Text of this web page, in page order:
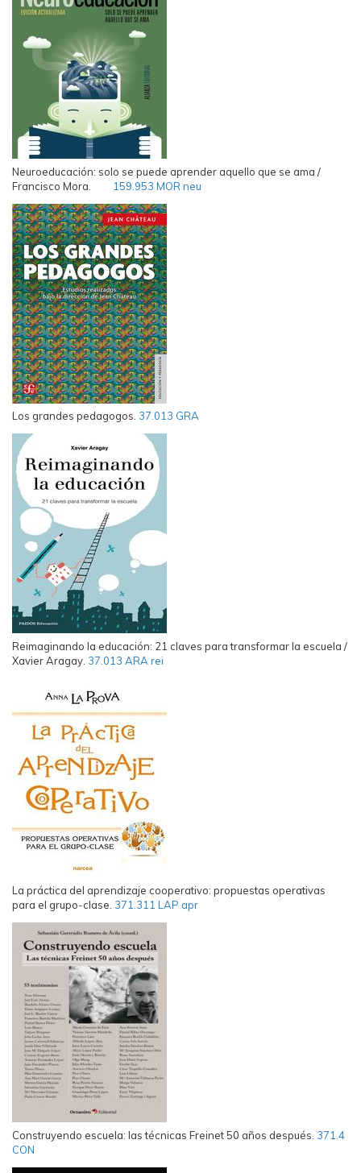
Neuroeducación: solo se puede aprender aquello que se ama /
Francisco Mora.
159.953 MOR neu
Los grandes pedagogos. 37.013 GRA
Reimaginando la educación: 21 claves para transformar la escuela /
Xavier Aragay. 37.013 ARA rei
La práctica del aprendizaje cooperativo: propuestas operativas
para el grupo-clase. 371.311 LAP apr
Construyendo escuela: las técnicas Freinet 50 años después. 371.4
CON